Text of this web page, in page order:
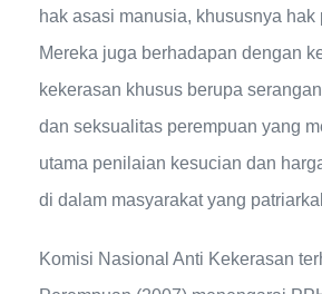
hak asasi manusia, khususnya hak
Mereka juga berhadapan dengan
kekerasan khusus berupa
dan seksualitas perempuan yang
utama penilaian kesucian dan
di dalam masyarakat yang
Komisi Nasional Anti Kekerasan